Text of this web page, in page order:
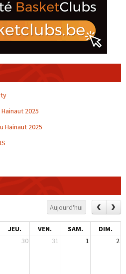
2025
Hainaut 2025
Aujourd'hui
JEU. VEN. SAM.
DIM.
30 31 1 2